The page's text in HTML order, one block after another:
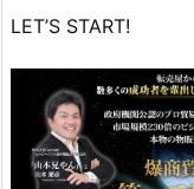
LET’S START!